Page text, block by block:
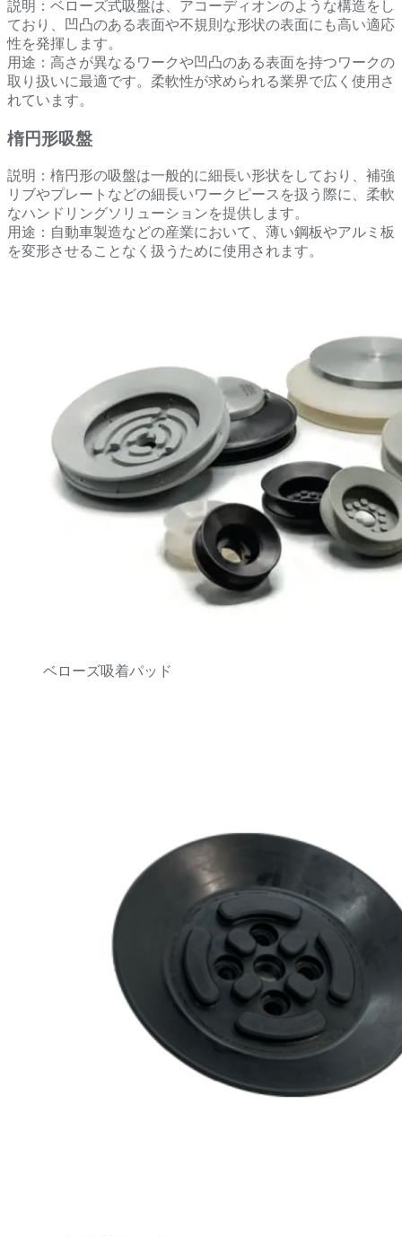
説明：ベローズ式吸盤は、アコーディオンのような構造をし
ており、凹凸のある表面や不規則な形状の表面にも高い適応
性を発揮します。
用途：高さが異なるワークや凹凸のある表面を持つワークの
取り扱いに最適です。柔軟性が求められる業界で広く使用さ
れています。
楕円形吸盤
説明：楕円形の吸盤は一般的に細長い形状をしており、補強
リブやプレートなどの細長いワークピースを扱う際に、柔軟
なハンドリングソリューションを提供します。
用途：自動車製造などの産業において、薄い鋼板やアルミ板
を変形させることなく扱うために使用されます。
ベローズ吸着パッド